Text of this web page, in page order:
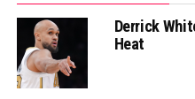
Derrick
Heat